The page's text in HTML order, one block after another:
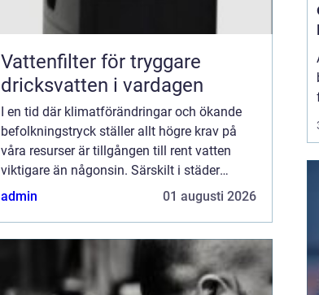
Vattenfilter för tryggare
dricksvatten i vardagen
I en tid där klimatförändringar och ökande
befolkningstryck ställer allt högre krav på
våra resurser är tillgången till rent vatten
viktigare än någonsin. Särskilt i städer
som...
admin 01 augusti 2026